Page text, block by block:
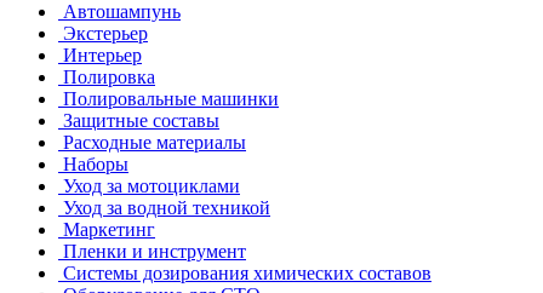
Автошампунь
Экстерьер
Интерьер
Полировка
Полировальные машинки
Защитные составы
Расходные материалы
Наборы
Уход за мотоциклами
Уход за водной техникой
Маркетинг
Пленки и инструмент
Системы дозирования химических составов